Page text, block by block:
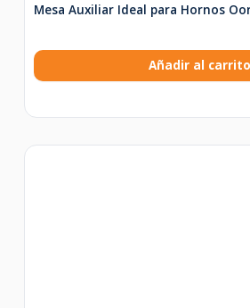
Mesa Auxiliar Ideal para Hornos
Añadir al carrito